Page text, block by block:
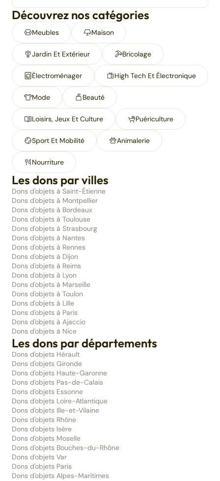
Découvrez nos catégories
Meubles Maison
Jardin Et Extérieur Bricolage
Électroménager High Tech Et Électronique
Mode Beauté
Loisirs, Jeux Et Culture Puériculture
Sport Et Mobilité Animalerie
Nourriture
Les dons par villes
Dons d'objets à Saint-Étienne
Dons d'objets à Montpellier
Dons d'objets à Bordeaux
Dons d'objets à Toulouse
Dons d'objets à Strasbourg
Dons d'objets à Nantes
Dons d'objets à Rennes
Dons d'objets à Dijon
Dons d'objets à Reims
Dons d'objets à Lyon
Dons d'objets à Marseille
Dons d'objets à Toulon
Dons d'objets à Lille
Dons d'objets à Paris
Dons d'objets à Ajaccio
Dons d'objets à Nice
Les dons par départements
Dons d'objets Hérault
Dons d'objets Gironde
Dons d'objets Haute-Garonne
Dons d'objets Pas-de-Calais
Dons d'objets Essonne
Dons d'objets Loire-Atlantique
Dons d'objets Ille-et-Vilaine
Dons d'objets Rhône
Dons d'objets Isère
Dons d'objets Moselle
Dons d'objets Bouches-du-Rhône
Dons d'objets Var
Dons d'objets Paris
Dons d'objets Alpes-Maritimes